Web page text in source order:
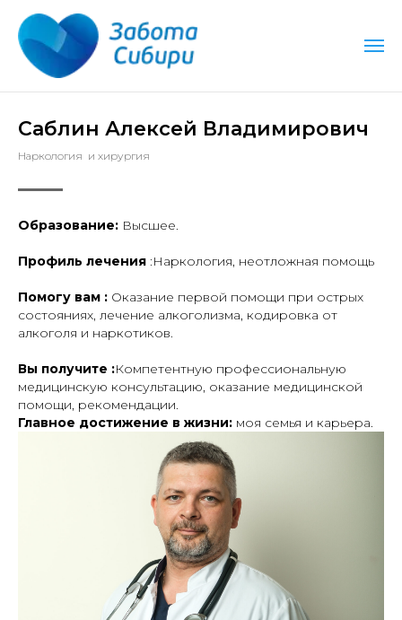
круглосуточно
Саблин Алексей Владимирович
Наркология и хирургия
Образование: Высшее.
Профиль лечения :Наркология, неотложная помощь
Помогу вам : Оказание первой помощи при острых
состояниях, лечение алкоголизма, кодировка от
алкоголя и наркотиков.
Вы получите :Компетентную профессиональную
медицинскую консультацию, оказание медицинской
помощи, рекомендации.
Главное достижение в жизни: моя семья и карьера.